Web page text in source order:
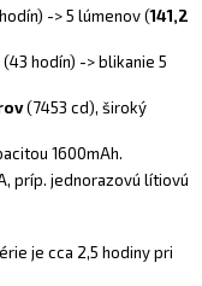
-> 5 lúmenov (141,2
hodín) -> blikanie 5
(7453 cd), široký
1600mAh.
príp. jednorazovú lítiovú
je cca 2,5 hodiny pri